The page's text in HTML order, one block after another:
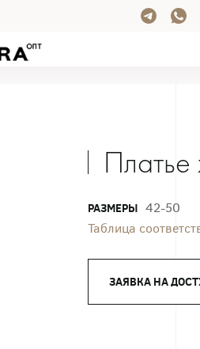
РАЗМЕРЫ 42-50
Таблица
ЗАЯВКА НА